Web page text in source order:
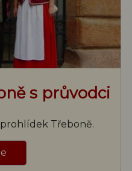
s průvodci
Třeboně.